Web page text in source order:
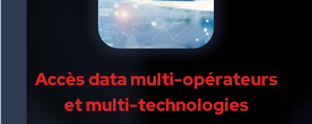
Accès data multi-opérateurs
et multi-technologies